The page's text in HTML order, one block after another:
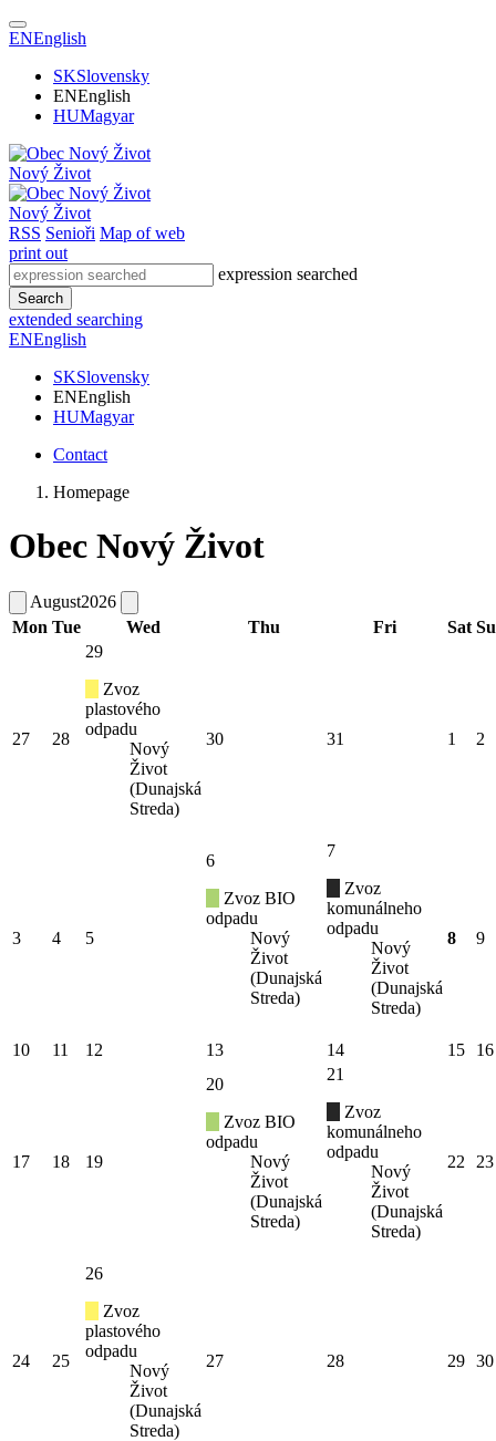
ENEnglish
SKSlovensky
ENEnglish
HUMagyar
Nový Život
Nový Život
RSS Senioři Map of web
print out
expression searched
Search
extended searching
ENEnglish
SKSlovensky
ENEnglish
HUMagyar
Contact
Homepage
Obec Nový Život
August2026
Mon Tue Wed Thu Fri Sat
27 28
29
Zvoz
plastového
odpadu
Nový
Život
(Dunajská
Streda)
30 31 1 2
3 4 5
6
Zvoz BIO
odpadu
Nový
Život
(Dunajská
Streda)
7
Zvoz
komunálneho
odpadu
Nový
Život
(Dunajská
Streda)
8 9
10 11 12 13 14 15 16
17 18 19
20
Zvoz BIO
odpadu
Nový
Život
(Dunajská
Streda)
21
Zvoz
komunálneho
odpadu
Nový
Život
(Dunajská
Streda)
22 23
24 25
26
Zvoz
plastového
odpadu
Nový
Život
(Dunajská
Streda)
27 28 29 30